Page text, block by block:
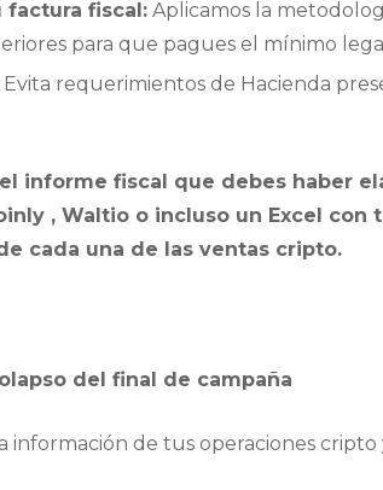
fiscal: Aplicamos la
para que pagues el mínimo
Evita requerimientos de Hacienda
informe fiscal que debes haber
, Waltio o incluso un Excel
cada una de las ventas cripto.
del final de campaña
información de tus operaciones cripto